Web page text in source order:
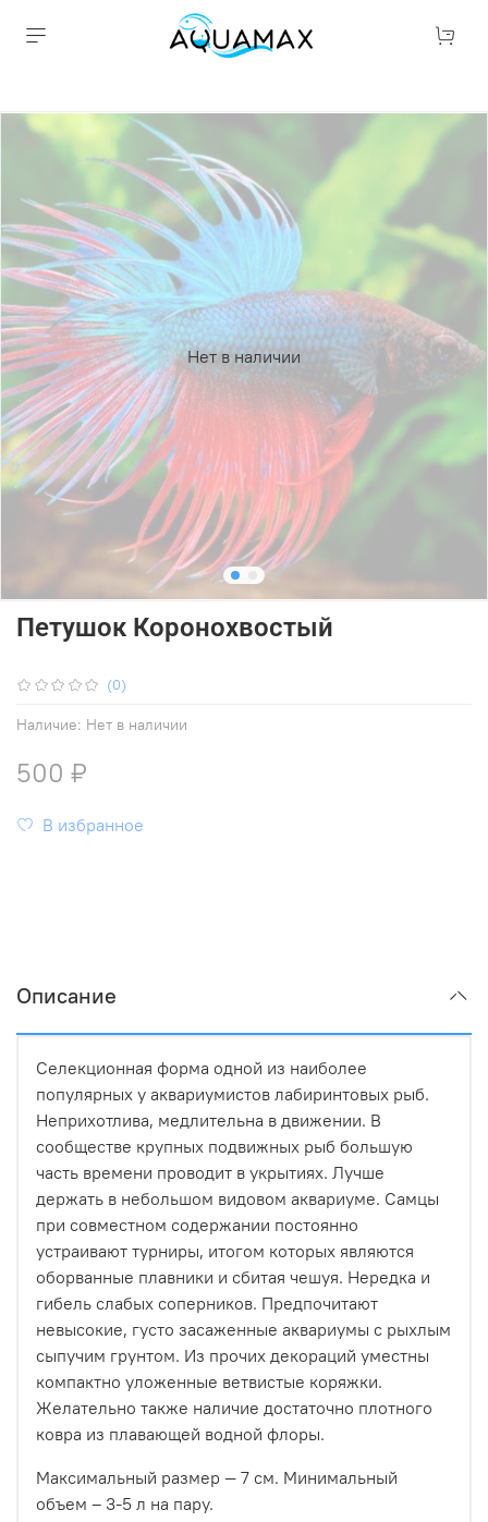
Нет в наличии
(0)
Наличие: Нет в наличии
Петушок Коронохвостый
500 ₽
В избранное
Описание
Селекционная форма одной из наиболее
популярных у аквариумистов лабиринтовых рыб.
Неприхотлива, медлительна в движении. В
сообществе крупных подвижных рыб большую
часть времени проводит в укрытиях. Лучше
держать в небольшом видовом аквариуме. Самцы
при совместном содержании постоянно
устраивают турниры, итогом которых являются
оборванные плавники и сбитая чешуя. Нередка и
гибель слабых соперников. Предпочитают
невысокие, густо засаженные аквариумы с рыхлым
сыпучим грунтом. Из прочих декораций уместны
компактно уложенные ветвистые коряжки.
Желательно также наличие достаточно плотного
ковра из плавающей водной флоры.
Максимальный размер — 7 см. Минимальный
объем – 3-5 л на пару.